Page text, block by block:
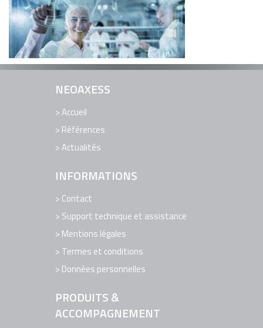
EDITION DE LOGICIELS
LOGICIELS
RÉFÉRENCES
SUPPORT TECHNIQUE ET ASSISTANCE
NEOAXESS
Accueil
Références
Actualités
INFORMATIONS
Contact
Support technique et assistance
Mentions légales
Termes et conditions
Données personnelles
PRODUITS &
ACCOMPAGNEMENT